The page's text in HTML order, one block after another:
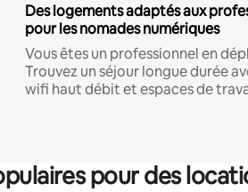
Des logements adaptés aux
pour les nomades numériques
Vous êtes un professionnel en
Trouvez un séjour longue durée
wifi haut débit et espaces de
pour des